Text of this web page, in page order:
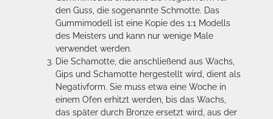
den Guss, die sogenannte Schmotte. Das
Gummimodell ist eine Kopie des 1:1 Modells
des Meisters und kann nur wenige Male
verwendet werden.
Die Schamotte, die anschließend aus Wachs,
Gips und Schamotte hergestellt wird, dient als
Negativform. Sie muss etwa eine Woche in
einem Ofen erhitzt werden, bis das Wachs,
das später durch Bronze ersetzt wird, aus der